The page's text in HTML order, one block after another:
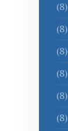
(8)
(8)
(8)
(8)
(8)
(8)